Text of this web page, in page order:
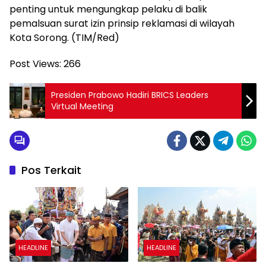
penting untuk mengungkap pelaku di balik
pemalsuan surat izin prinsip reklamasi di wilayah
Kota Sorong. (TIM/Red)
Post Views: 266
Presiden Prabowo Hadiri BRICS Leaders
Virtual Meeting
Pos Terkait
HEADLINE HEADLINE